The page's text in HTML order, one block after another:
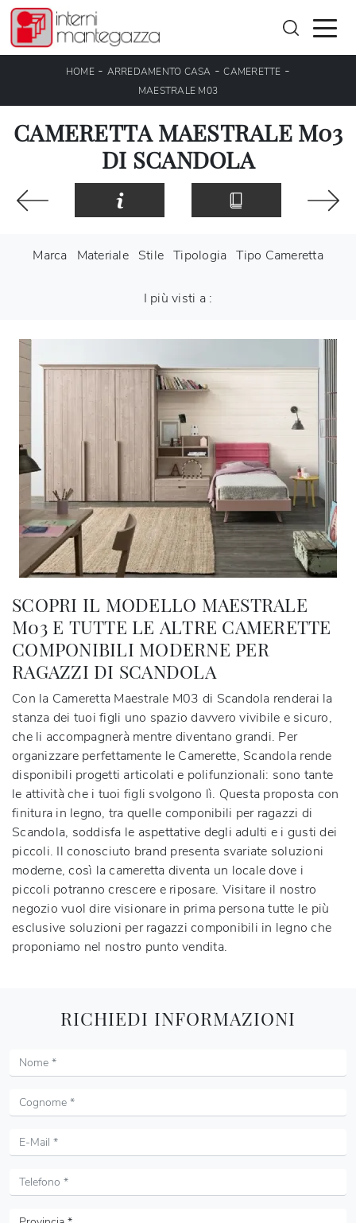
HOME- ARREDAMENTO CASA -CAMERETTE -
MAESTRALE M03
CAMERETTA MAESTRALE M03
DI SCANDOLA
Marca Materiale Stile Tipologia Tipo Cameretta
I più visti a :
SCOPRI IL MODELLO MAESTRALE
M03 E TUTTE LE ALTRE CAMERETTE
COMPONIBILI MODERNE PER
RAGAZZI DI SCANDOLA
Con la Cameretta Maestrale M03 di Scandola renderai la
stanza dei tuoi figli uno spazio davvero vivibile e sicuro,
che li accompagnerà mentre diventano grandi. Per
organizzare perfettamente le Camerette, Scandola rende
disponibili progetti articolati e polifunzionali: sono tante
le attività che i tuoi figli svolgono lì. Questa proposta con
finitura in legno, tra quelle componibili per ragazzi di
Scandola, soddisfa le aspettative degli adulti e i gusti dei
piccoli. Il conosciuto brand presenta svariate soluzioni
moderne, così la cameretta diventa un locale dove i
piccoli potranno crescere e riposare. Visitare il nostro
negozio vuol dire visionare in prima persona tutte le più
esclusive soluzioni per ragazzi componibili in legno che
proponiamo nel nostro punto vendita.
RICHIEDI INFORMAZIONI